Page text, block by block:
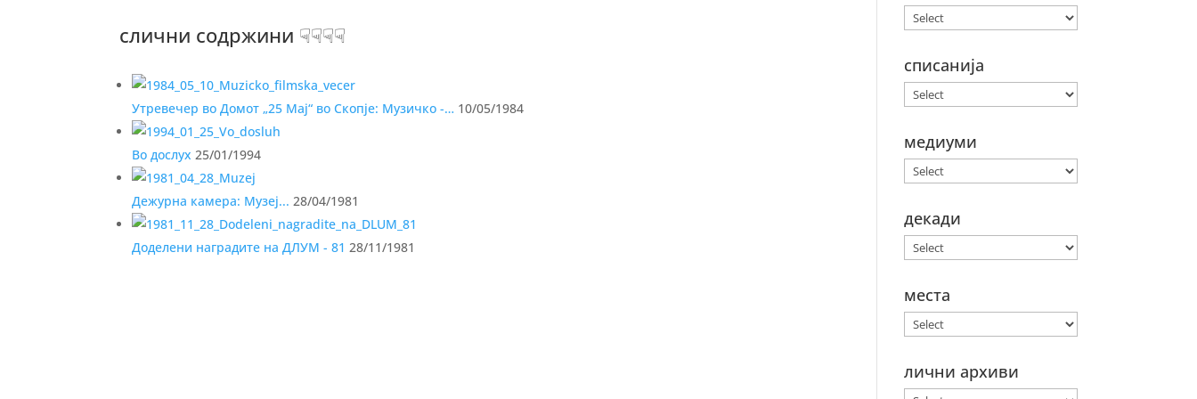
слични содржини ☟☟☟☟
Утревечер во Домот „25 Мај“ во Скопје: Музичко -… 10/05/1984
Во дослух 25/01/1994
Дежурна камера: Музеј... 28/04/1981
Доделени наградите на ДЛУМ - 81 28/11/1981
списанија
медиуми
декади
места
лични архиви